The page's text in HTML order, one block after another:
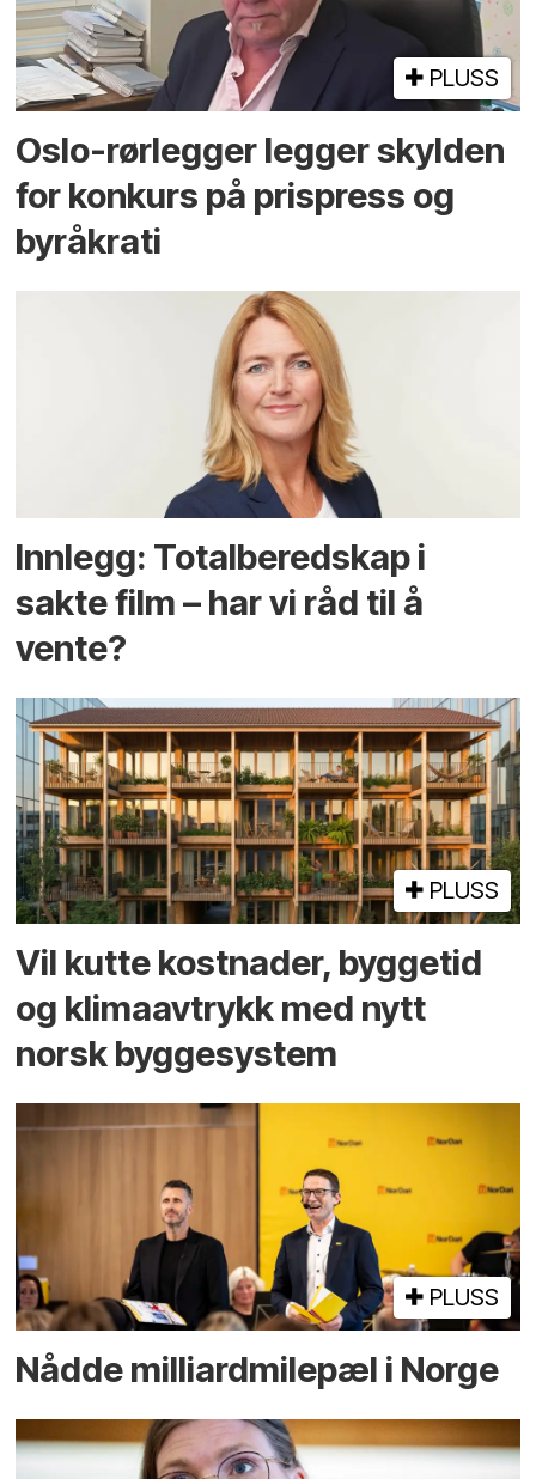
PLUSS
Oslo-rørlegger legger skylden
for konkurs på prispress og
byråkrati
Innlegg: Totalberedskap i
sakte film – har vi råd til å
vente?
PLUSS
Vil kutte kostnader, byggetid
og klima­avtrykk med nytt
norsk bygge­system
PLUSS
Nådde milliard­­milepæl i Norge